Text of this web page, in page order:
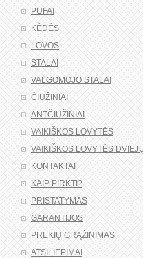
PUFAI
KĖDĖS
LOVOS
STALAI
VALGOMOJO STALAI
ČIUŽINIAI
ANTČIUŽINIAI
VAIKIŠKOS LOVYTĖS
VAIKIŠKOS LOVYTĖS
KONTAKTAI
KAIP PIRKTI?
PRISTATYMAS
GARANTIJOS
PREKIŲ GRĄŽINIMAS
ATSILIEPIMAI